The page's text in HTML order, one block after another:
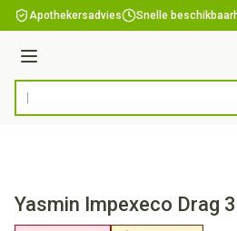
Ga naar de inhoud
Apothekersadvies Snelle
Menu
Product, merk, categorie...
Yasmin Impexeco Drag